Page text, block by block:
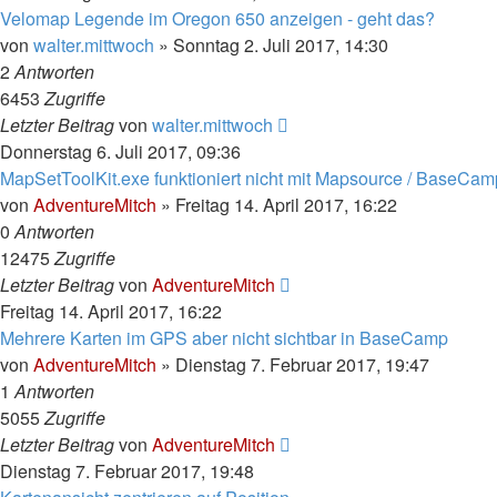
Velomap Legende im Oregon 650 anzeigen - geht das?
von walter.mittwoch » Sonntag 2. Juli 2017, 14:30
2Antworten
6453Zugriffe
Letzter Beitragvon walter.mittwoch
Donnerstag 6. Juli 2017, 09:36
MapSetToolKit.exe funktioniert nicht mit Mapsource /
von AdventureMitch » Freitag 14. April 2017, 16:22
0Antworten
12475Zugriffe
Letzter Beitragvon AdventureMitch
Freitag 14. April 2017, 16:22
Mehrere Karten im GPS aber nicht sichtbar in BaseCamp
von AdventureMitch » Dienstag 7. Februar 2017, 19:47
1Antworten
5055Zugriffe
Letzter Beitragvon AdventureMitch
Dienstag 7. Februar 2017, 19:48